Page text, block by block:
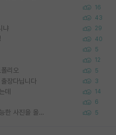
16
43
냐 29
40
5
12
리오 5
장다닙니다 3
데 14
6
정보보안 연구하는 입장에선 식별가능한 사진을 올리는건 비추이긴함 5